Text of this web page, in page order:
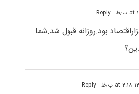
- Reply
ی ما ۴هزاراقتصاد بود.روزانه قبول شد.شما
- Reply